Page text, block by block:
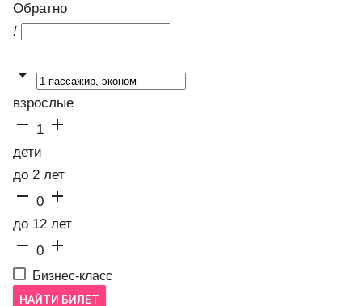
Обратно
!

взрослые
 1 
дети
до 2 лет
 0 
до 12 лет
 0 
Бизнес-класс
НАЙТИ БИЛЕТ